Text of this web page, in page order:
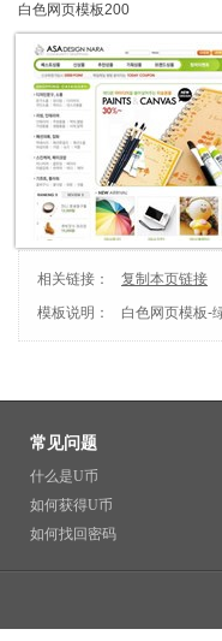
白色网页模板200
相关链接： 复制本页链接
模板说明：
白色网页模板-
常见问题
什么是U币
如何获得U币
如何找回密码